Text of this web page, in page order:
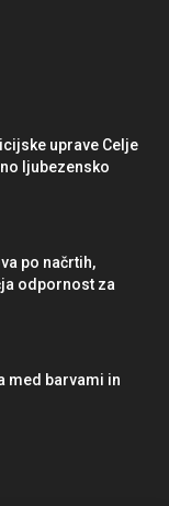
uprave Celje
ljubezensko
po načrtih,
odpornost za
med barvami in